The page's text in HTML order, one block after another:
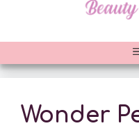
Wonder